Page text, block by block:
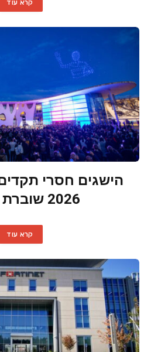
קרא עוד
2026 שוברת שיאים
קרא עוד